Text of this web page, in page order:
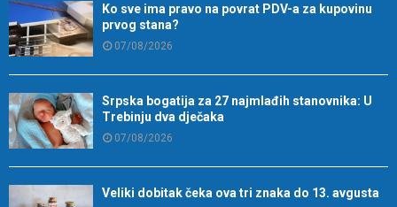
Ko sve ima pravo na povrat PDV-a za kupovinu
prvog stana?
07/08/2026
Srpska bogatija za 27 najmlađih stanovnika: U
Trebinju dva dječaka
07/08/2026
Veliki dobitak čeka ova tri znaka do 13. avgusta